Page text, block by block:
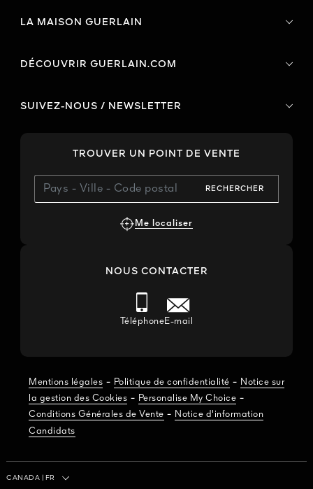
LA MAISON GUERLAIN
DÉCOUVRIR GUERLAIN.COM
SUIVEZ-NOUS / NEWSLETTER
TROUVER UN POINT DE VENTE
RECHERCHER
Me localiser
NOUS CONTACTER
TéléphoneE-mail
Mentions légales - Politique de confidentialité - Notice sur
la gestion des Cookies - Personalise My Choice -
Conditions Générales de Vente - Notice d'information
Candidats
Pays/Région
CANADA FR